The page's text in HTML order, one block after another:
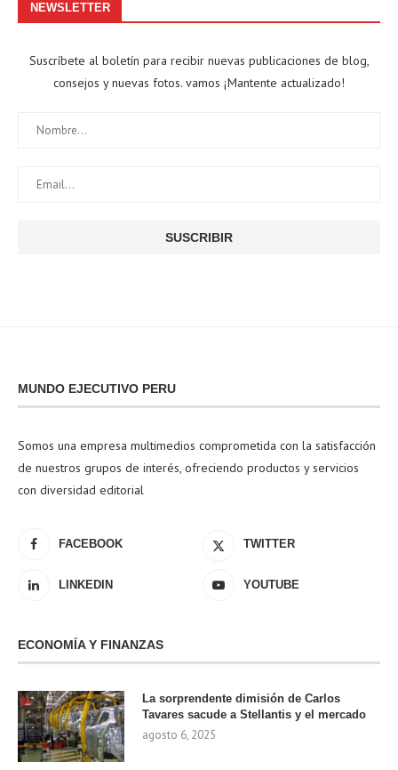
NEWSLETTER
Suscríbete al boletín para recibir nuevas publicaciones de blog,
consejos y nuevas fotos. vamos ¡Mantente actualizado!
MUNDO EJECUTIVO PERU
Somos una empresa multimedios comprometida con la satisfacción
de nuestros grupos de interés, ofreciendo productos y servicios
con diversidad editorial
FACEBOOK TWITTER
LINKEDIN YOUTUBE
ECONOMÍA Y FINANZAS
La sorprendente dimisión de Carlos
Tavares sacude a Stellantis y el mercado
agosto 6, 2025